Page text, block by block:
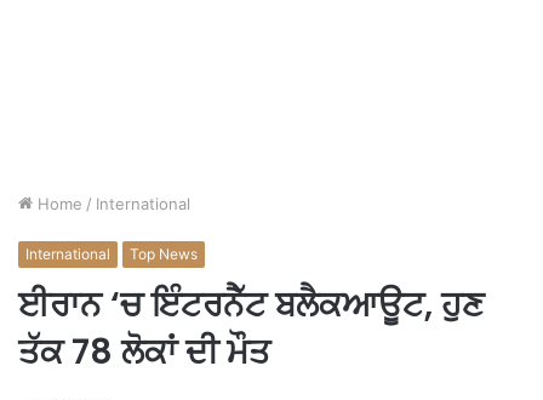
Home / International
International Top News
ਈਰਾਨ ‘ਚ ਇੰਟਰਨੈੱਟ ਬਲੈਕਆਊਟ, ਹੁਣ
ਤੱਕ 78 ਲੋਕਾਂ ਦੀ ਮੌਤ